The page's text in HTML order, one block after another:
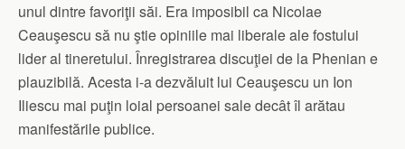
unul dintre favoriţii săi. Era imposibil ca Nicolae
Ceauşescu să nu ştie opiniile mai liberale ale fostului
lider al tineretului. Înregistrarea discuţiei de la Phenian e
plauzibilă. Acesta i-a dezvăluit lui Ceauşescu un Ion
Iliescu mai puţin loial persoanei sale decât îl arătau
manifestările publice.